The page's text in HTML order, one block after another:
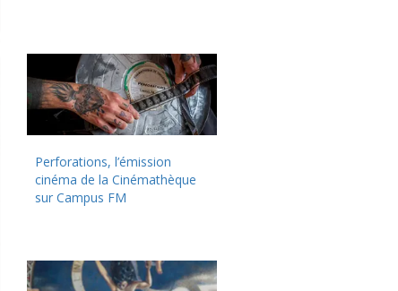
Perforations, l’émission
cinéma de la Cinémathèque
sur Campus FM